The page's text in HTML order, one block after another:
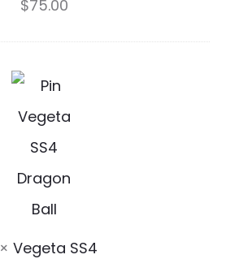
$75.00
V
e
g
e
t
× Vegeta SS4